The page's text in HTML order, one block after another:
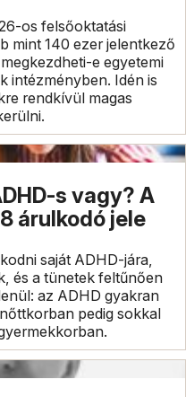
os felsőoktatási
mint 140 ezer jelentkező
e egyetemi
intézményben. Idén is
rendkívül magas
s vagy? A
árulkodó jele
saját ADHD-jára,
és a tünetek feltűnően
az ADHD gyakran
pedig sokkal